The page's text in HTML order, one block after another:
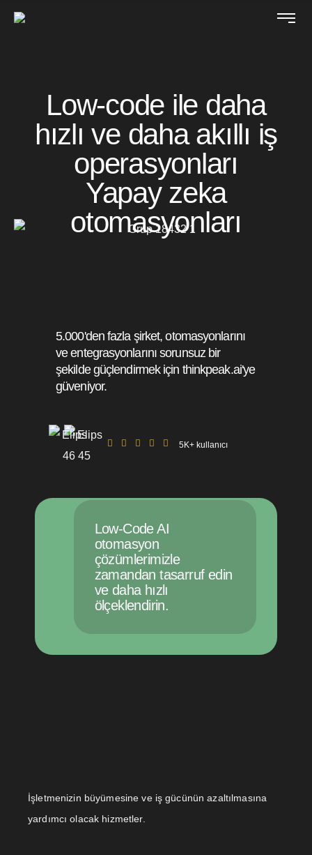
Low-code ile daha
hızlı ve daha akıllı iş
operasyonları
Yapay zeka
otomasyonları
5.000'den fazla şirket, otomasyonlarını
ve entegrasyonlarını sorunsuz bir
şekilde güçlendirmek için thinkpeak.ai'ye
güveniyor.
5K+ kullanıcı
Low-Code AI
otomasyon
çözümlerimizle
zamandan tasarruf edin
ve daha hızlı
ölçeklendirin.
İşletmenizin büyümesine ve iş gücünün azaltılmasına
yardımcı olacak hizmetler.